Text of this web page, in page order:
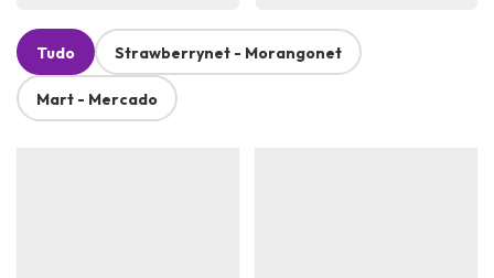
Tudo Strawberrynet - Morangonet
Mart - Mercado